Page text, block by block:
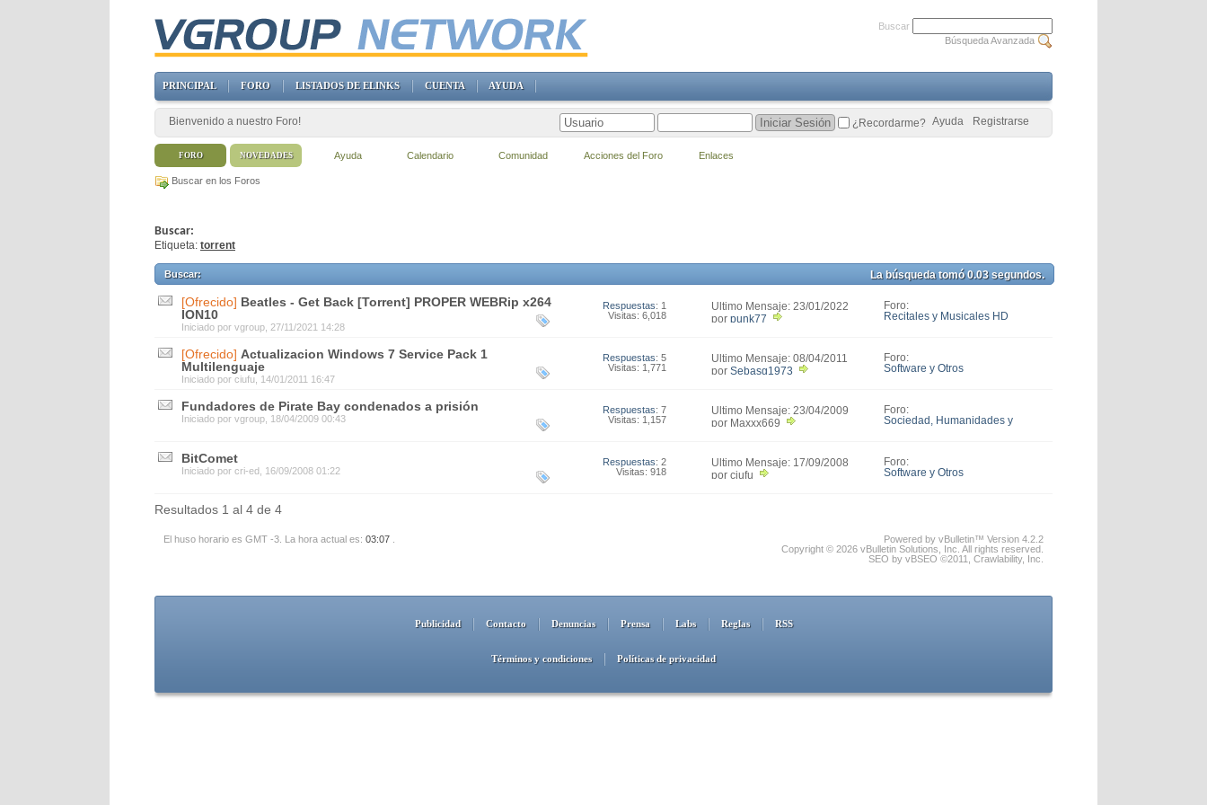
Buscar en los Foros
Buscar:
Etiqueta: torrent
Buscar: La búsqueda tomó0.03segundos.
[Ofrecido] Beatles - Get Back [Torrent] PROPER WEBRip x264
ION10
Iniciado por vgroup , 27/11/2021 14:28
Respuestas: 1
Visitas: 6,018
Último Mensaje: 23/01/2022
20:03
por punk77
Foro:
Recitales y Musicales HD
[Ofrecido] Actualizacion Windows 7 Service Pack 1
Multilenguaje
Iniciado por ciufu , 14/01/2011 16:47
Respuestas: 5
Visitas: 1,771
Último Mensaje: 08/04/2011
19:34
por Sebasg1973
Foro:
Software y Otros
Fundadores de Pirate Bay condenados a prisión
Iniciado por vgroup , 18/04/2009 00:43
Respuestas: 7
Visitas: 1,157
Último Mensaje: 23/04/2009
21:30
por Maxxx669
Foro:
Sociedad, Humanidades y
BitComet
Iniciado por cri-ed , 16/09/2008 01:22
Respuestas: 2
Visitas: 918
Último Mensaje: 17/09/2008
15:03
por ciufu
Foro:
Software y Otros
Resultados 1 al 4 de 4
El huso horario es GMT -3. La hora actual es: 03:07
Powered by vBulletin™ Version 4.2.2
Copyright © 2026 vBulletin Solutions, Inc. All rights reserved.
SEO by vBSEO ©2011, Crawlability, Inc.
Publicidad Contacto Denuncias Prensa Labs Reglas RSS
Términos y condiciones Políticas de privacidad
Buscar
Búsqueda Avanzada
PRINCIPAL FORO LISTADOS DE ELINKS CUENTA AYUDA
Bienvenido a nuestro Foro! Registrarse
Ayuda
¿Recordarme?
FORO Ayuda Calendario Comunidad Acciones del Foro Enlaces
NOVEDADES